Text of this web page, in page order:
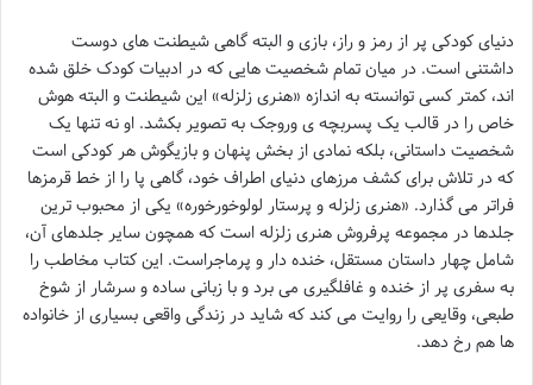
دنیای کودکی پر از رمز و راز، بازی و البته گاهی شیطنت های دوست
داشتنی است. در میان تمام شخصیت هایی که در ادبیات کودک خلق شده
اند، کمتر کسی توانسته به اندازه «هنری زلزله» این شیطنت و البته هوش
خاص را در قالب یک پسربچه ی وروجک به تصویر بکشد. او نه تنها یک
شخصیت داستانی، بلکه نمادی از بخش پنهان و بازیگوش هر کودکی است
که در تلاش برای کشف مرزهای دنیای اطراف خود، گاهی پا را از خط قرمزها
فراتر می گذارد. «هنری زلزله و پرستار لولوخورخوره» یکی از محبوب ترین
جلدها در مجموعه پرفروش هنری زلزله است که همچون سایر جلدهای آن،
شامل چهار داستان مستقل، خنده دار و پرماجراست. این کتاب مخاطب را
به سفری پر از خنده و غافلگیری می برد و با زبانی ساده و سرشار از شوخ
طبعی، وقایعی را روایت می کند که شاید در زندگی واقعی بسیاری از خانواده
ها هم رخ دهد.